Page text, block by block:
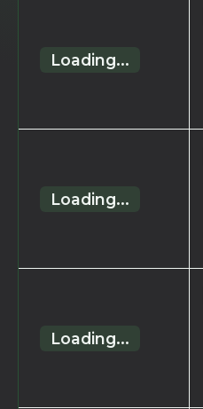
Loading...
Loading...
Loading...